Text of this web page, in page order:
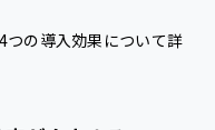
つの導入効果について詳